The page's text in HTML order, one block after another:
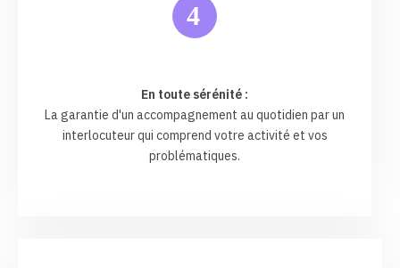
4
En toute sérénité :
La garantie d'un accompagnement au quotidien par un
interlocuteur qui comprend votre activité et vos
problématiques.